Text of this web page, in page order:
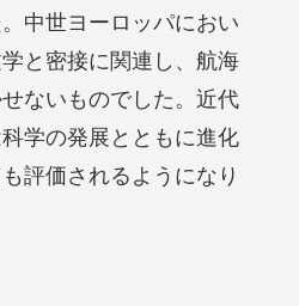
中世ヨーロッパにおい
と密接に関連し、航海
ないものでした。近代
学の発展とともに進化
評価されるようになり